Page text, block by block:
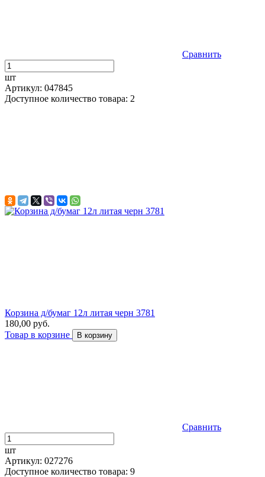
Сравнить
шт
Артикул: 047845
Доступное количество товара: 2
Корзина д/бумаг 12л литая черн 3781
180,00 руб.
Товар в корзине
В корзину
Сравнить
шт
Артикул: 027276
Доступное количество товара: 9